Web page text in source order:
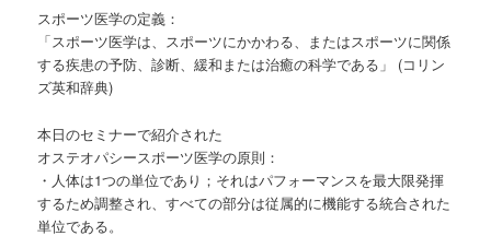
スポーツ医学の定義：
「スポーツ医学は、スポーツにかかわる、またはスポーツに関係
する疾患の予防、診断、緩和または治癒の科学である」 (コリン
ズ英和辞典)
本日のセミナーで紹介された
オステオパシースポーツ医学の原則：
・人体は1つの単位であり；それはパフォーマンスを最大限発揮
するため調整され、すべての部分は従属的に機能する統合された
単位である。